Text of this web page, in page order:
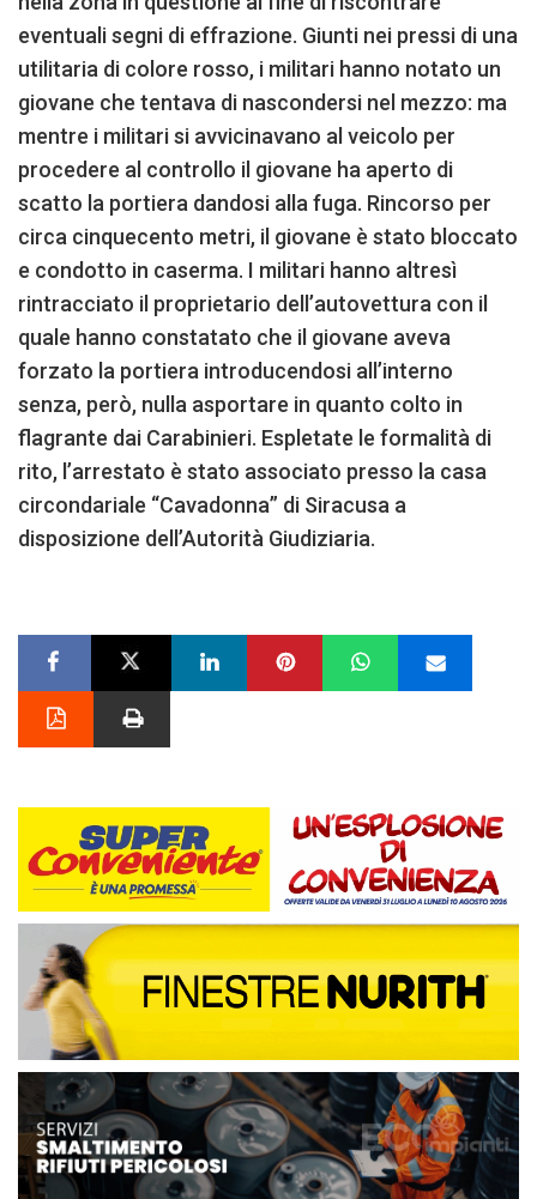
eventuali segni di effrazione. Giunti nei pressi di una
utilitaria di colore rosso, i militari hanno notato un
giovane che tentava di nascondersi nel mezzo: ma
mentre i militari si avvicinavano al veicolo per
procedere al controllo il giovane ha aperto di
scatto la portiera dandosi alla fuga. Rincorso per
circa cinquecento metri, il giovane è stato bloccato
e condotto in caserma. I militari hanno altresì
rintracciato il proprietario dell’autovettura con il
quale hanno constatato che il giovane aveva
forzato la portiera introducendosi all’interno
senza, però, nulla asportare in quanto colto in
flagrante dai Carabinieri. Espletate le formalità di
rito, l’arrestato è stato associato presso la casa
circondariale “Cavadonna” di Siracusa a
disposizione dell’Autorità Giudiziaria.